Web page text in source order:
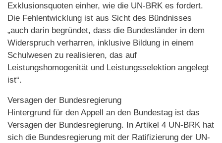
Exklusionsquoten einher, wie die UN-BRK es fordert.
Die Fehlentwicklung ist aus Sicht des Bündnisses
„auch darin begründet, dass die Bundesländer in dem
Widerspruch verharren, inklusive Bildung in einem
Schulwesen zu realisieren, das auf
Leistungshomogenität und Leistungsselektion angelegt
ist“.
Versagen der Bundesregierung
Hintergrund für den Appell an den Bundestag ist das
Versagen der Bundesregierung. In Artikel 4 UN-BRK hat
sich die Bundesregierung mit der Ratifizierung der UN-